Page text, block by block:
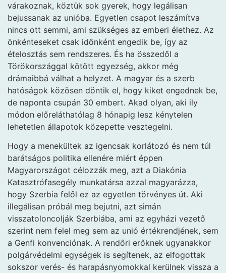
várakoznak, köztük sok gyerek, hogy legálisan
bejussanak az unióba. Egyetlen csapot leszámítva
nincs ott semmi, ami szükséges az emberi élethez. Az
önkénteseket csak időnként engedik be, így az
ételosztás sem rendszeres. És ha összedől a
Törökországgal kötött egyezség, akkor még
drámaibbá válhat a helyzet. A magyar és a szerb
hatóságok közösen döntik el, hogy kiket engednek be,
de naponta csupán 30 embert. Akad olyan, aki ily
módon előreláthatólag 8 hónapig lesz kénytelen
lehetetlen állapotok közepette vesztegelni.
Hogy a menekültek az igencsak korlátozó és nem túl
barátságos politika ellenére miért éppen
Magyarországot célozzák meg, azt a Diakónia
Katasztrófasegély munkatársa azzal magyarázza,
hogy Szerbia felől ez az egyetlen törvényes út. Aki
illegálisan próbál meg bejutni, azt simán
visszatoloncolják Szerbiába, ami az egyházi vezető
szerint nem felel meg sem az unió értékrendjének, sem
a Genfi konvenciónak. A rendőri erőknek ugyanakkor
polgárvédelmi egységek is segítenek, az elfogottak
sokszor verés- és harapásnyomokkal kerülnek vissza a